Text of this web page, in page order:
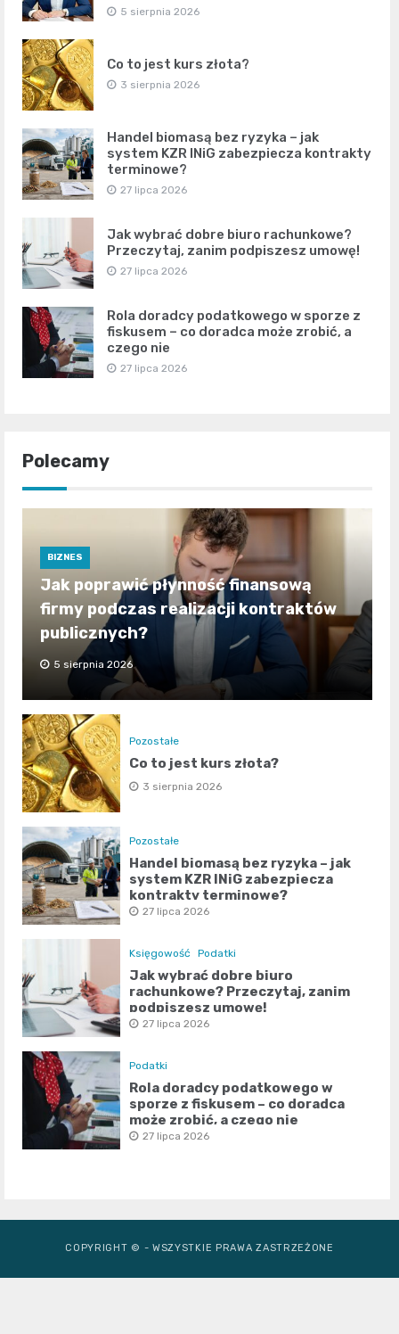
5 sierpnia 2026
Co to jest kurs złota?
3 sierpnia 2026
Handel biomasą bez ryzyka – jak
system KZR INiG zabezpiecza kontrakty
terminowe?
27 lipca 2026
Jak wybrać dobre biuro rachunkowe?
Przeczytaj, zanim podpiszesz umowę!
27 lipca 2026
Rola doradcy podatkowego w sporze z
fiskusem – co doradca może zrobić, a
czego nie
27 lipca 2026
Polecamy
BIZNES
Jak poprawić płynność finansową
firmy podczas realizacji kontraktów
publicznych?
5 sierpnia 2026
Pozostałe
Co to jest kurs złota?
3 sierpnia 2026
Pozostałe
Handel biomasą bez ryzyka – jak
system KZR INiG zabezpiecza
kontrakty terminowe?
27 lipca 2026
Księgowość Podatki
Jak wybrać dobre biuro
rachunkowe? Przeczytaj, zanim
podpiszesz umowę!
27 lipca 2026
Podatki
Rola doradcy podatkowego w
sporze z fiskusem – co doradca
może zrobić, a czego nie
27 lipca 2026
COPYRIGHT © - WSZYSTKIE PRAWA ZASTRZEŻONE